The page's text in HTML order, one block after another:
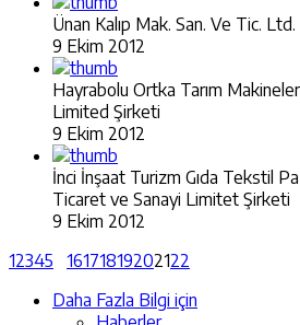
Ünan Kalıp Mak. San. Ve Tic. Ltd.
9 Ekim 2012
Hayrabolu Ortka Tarım
Limited Şirketi
9 Ekim 2012
İnci İnşaat Turizm Gıda Tekstil
Ticaret ve Sanayi Limitet Şirketi
9 Ekim 2012
12345 16171819202122
Daha Fazla Bilgi için